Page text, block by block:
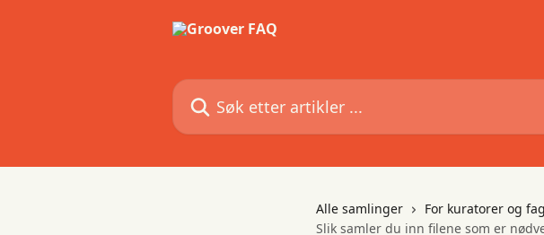
Søk etter artikler ...
Alle samlinger For kuratorer og
Slik samler du inn filene som er